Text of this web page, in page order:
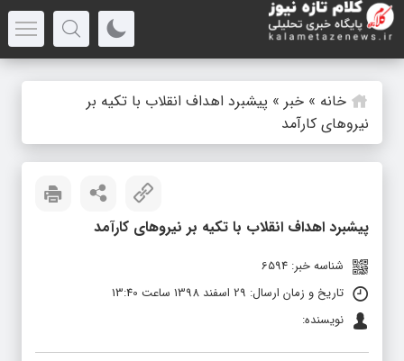
خانه » خبر » پیشبرد اهداف انقلاب با تکیه بر
نیروهای کارآمد
پیشبرد اهداف انقلاب با تکیه بر نیروهای کارآمد
شناسه خبر: 6594
تاریخ و زمان ارسال: 29 اسفند 1398 ساعت 13:40
نویسنده: